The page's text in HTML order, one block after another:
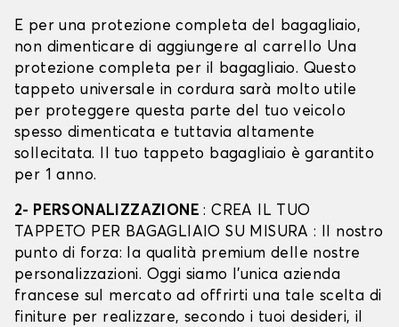
E per una protezione completa del bagagliaio,
non dimenticare di aggiungere al carrello Una
protezione completa per il bagagliaio. Questo
tappeto universale in cordura sarà molto utile
per proteggere questa parte del tuo veicolo
spesso dimenticata e tuttavia altamente
sollecitata. Il tuo tappeto bagagliaio è garantito
per 1 anno.
2- PERSONALIZZAZIONE: CREA IL TUO
TAPPETO PER BAGAGLIAIO SU MISURA : Il nostro
punto di forza: la qualità premium delle nostre
personalizzazioni. Oggi siamo l’unica azienda
francese sul mercato ad offrirti una tale scelta di
finiture per realizzare, secondo i tuoi desideri, il